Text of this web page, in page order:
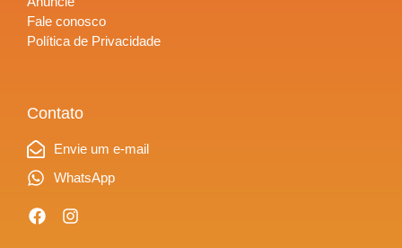
Fale conosco
Política de Privacidade
Contato
Envie um e-mail
WhatsApp